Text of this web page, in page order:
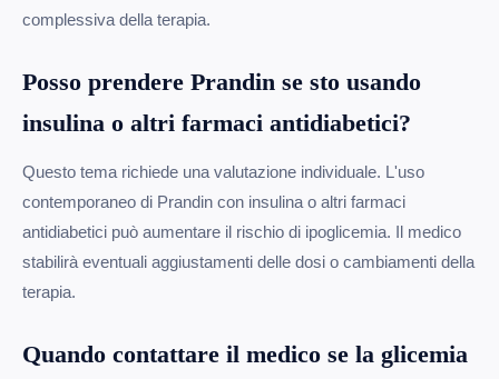
complessiva della terapia.
Posso prendere Prandin se sto usando
insulina o altri farmaci antidiabetici?
Questo tema richiede una valutazione individuale. L'uso
contemporaneo di Prandin con insulina o altri farmaci
antidiabetici può aumentare il rischio di ipoglicemia. Il medico
stabilirà eventuali aggiustamenti delle dosi o cambiamenti della
terapia.
Quando contattare il medico se la glicemia